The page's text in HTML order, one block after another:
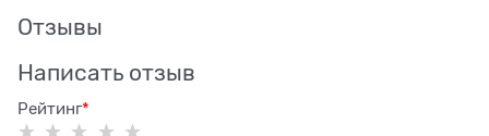
Отзывы
Написать отзыв
Рейтинг